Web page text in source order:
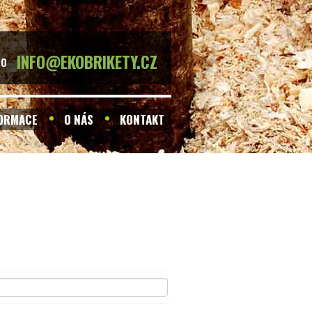
INFO@EKOBRIKETY.CZ
O NÁS KONTAKT